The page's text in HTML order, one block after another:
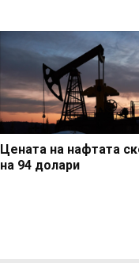
Цената на нафтата
на 94 долари